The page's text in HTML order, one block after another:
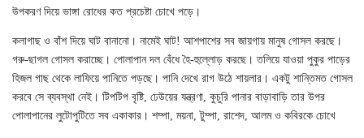
উপকরণ দিয়ে ভাঙ্গা রোধের কত প্রচেষ্টা চোখে পড়ে।
কলাগাছ ও বাঁশ দিয়ে ঘাট বানানো। নামেই ঘাট! আশপাশের সব জায়গায় মানুষ গোসল করছে।
গরু-ছাগল গোসল করাচ্ছে। পোলাপান দল বেঁধে হৈ-হুল্লোড় করছে। তলিয়ে যাওয়া পুকুর পাড়ের
হিজল গাছ থেকে লাফিয়ে পানিতে পড়ছে। পানি দেখে রাগ উঠে শায়লার। একটু শান্তিমত গোসল
করবে সে ব্যবস্থা নেই। টিপটিপ বৃষ্টি, ঢেউয়ের যন্ত্রণা, কুচুরি পানার বাড়াবাড়ি তার উপর
পোলাপানের লুটোপুটিতে সব একাকার। শম্পা, ময়না, টুম্পা, রাশেদ, আলম ও কবিরকে চোখে